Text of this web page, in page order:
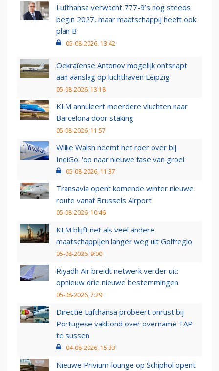
Lufthansa verwacht 777-9’s nog steeds
begin 2027, maar maatschappij heeft ook
plan B
05-08-2026, 13:42
Oekraïense Antonov mogelijk ontsnapt
aan aanslag op luchthaven Leipzig
05-08-2026, 13:18
KLM annuleert meerdere vluchten naar
Barcelona door staking
05-08-2026, 11:57
Willie Walsh neemt het roer over bij
IndiGo: 'op naar nieuwe fase van groei'
05-08-2026, 11:37
Transavia opent komende winter nieuwe
route vanaf Brussels Airport
05-08-2026, 10:46
KLM blijft net als veel andere
maatschappijen langer weg uit Golfregio
05-08-2026, 9:00
Riyadh Air breidt netwerk verder uit:
opnieuw drie nieuwe bestemmingen
05-08-2026, 7:29
Directie Lufthansa probeert onrust bij
Portugese vakbond over overname TAP
te sussen
04-08-2026, 15:33
Nieuwe Privium-lounge op Schiphol opent